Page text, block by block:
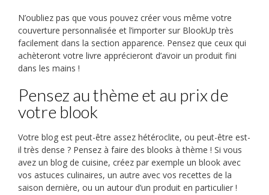
N’oubliez pas que vous pouvez créer vous même votre
couverture personnalisée et l’importer sur BlookUp très
facilement dans la section apparence. Pensez que ceux qui
achèteront votre livre apprécieront d’avoir un produit fini
dans les mains !
Pensez au thème et au prix de
votre blook
Votre blog est peut-être assez hétéroclite, ou peut-être est-
il très dense ? Pensez à faire des blooks à thème ! Si vous
avez un blog de cuisine, créez par exemple un blook avec
vos astuces culinaires, un autre avec vos recettes de la
saison dernière, ou un autour d’un produit en particulier !